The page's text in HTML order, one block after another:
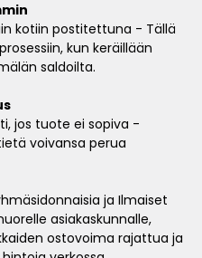
kotiin postitettuna - Tällä
kun keräillään
saldoilta.
jos tuote ei sopiva -
voivansa perua
ja Ilmaiset
asiakaskunnalle,
ostovoima rajattua ja